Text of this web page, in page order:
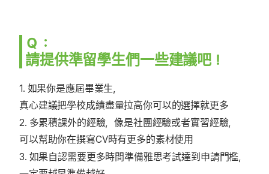
Ｑ：
請提供準留學生們一些建議吧！
1. 如果你是應屆畢業生，
真心建議把學校成績盡量拉高你可以的選擇就更多
2. 多累積課外的經驗，像是社團經驗或者實習經驗，
可以幫助你在撰寫CV時有更多的素材使用
3. 如果自認需要更多時間準備雅思考試達到申請門檻，